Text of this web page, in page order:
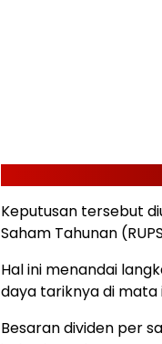
Keputusan tersebut
Saham Tahunan
Hal ini menandai
daya tariknya di mata
Besaran dividen per